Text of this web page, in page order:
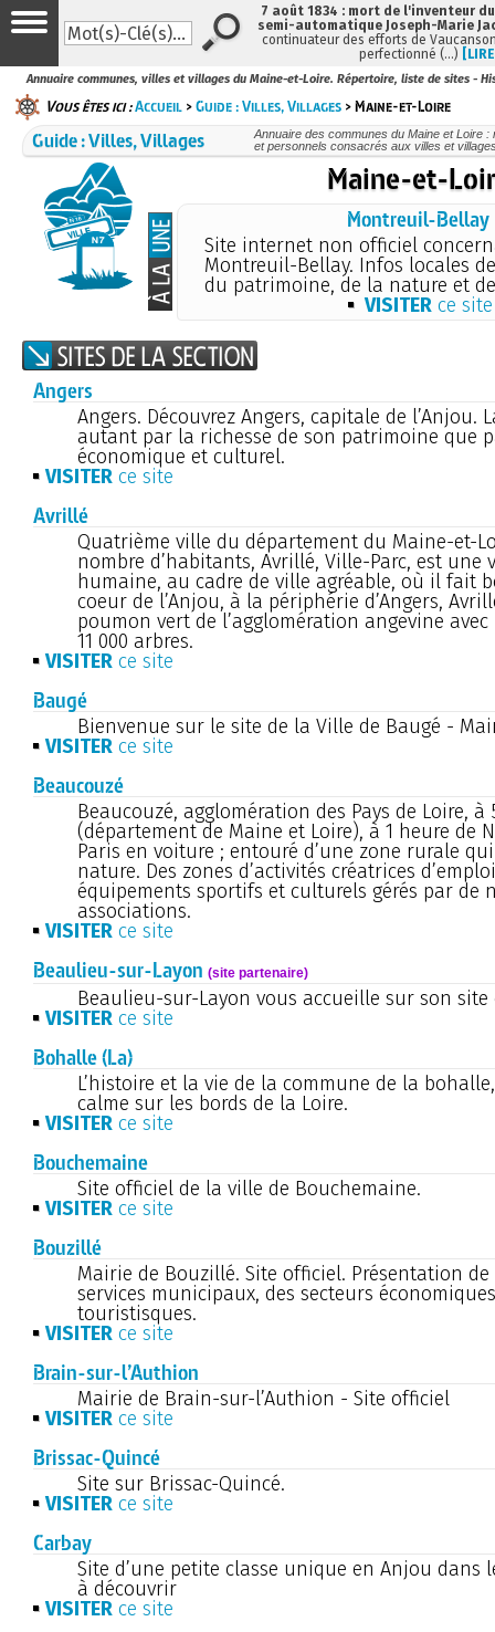
Annuaire communes, villes et villages du Maine-et-Loire. Répertoire, liste de sites -
Vous êtes ici :Accueil >Guide : Villes, Villages > Maine-et-Loire
Guide : Villes, Villages
Annuaire des communes du Maine et Loire
et personnels consacrés aux villes et
Maine-et-
Montreuil-Bellay
Site internet non officiel
Montreuil-Bellay. Infos locales
du patrimoine, de la nature et
VISITERce site
Angers
Angers. Découvrez Angers, capitale de l’Anjou.
autant par la richesse de son patrimoine que
économique et culturel.
VISITER ce site
Avrillé
Quatrième ville du département du Maine-et-
nombre d’habitants, Avrillé, Ville-Parc, est une
humaine, au cadre de ville agréable, où il fait
coeur de l’Anjou, à la périphérie d’Angers,
poumon vert de l’agglomération angevine
11 000 arbres.
VISITER ce site
Baugé
Bienvenue sur le site de la Ville de Baugé -
VISITER ce site
Beaucouzé
Beaucouzé, agglomération des Pays de Loire, à
(département de Maine et Loire), à 1 heure de
Paris en voiture ; entouré d’une zone rurale
nature. Des zones d’activités créatrices
équipements sportifs et culturels gérés par de
associations.
VISITER ce site
Beaulieu-sur-Layon (site partenaire)
Beaulieu-sur-Layon vous accueille sur son
VISITER ce site
Bohalle (La)
L’histoire et la vie de la commune de la
calme sur les bords de la Loire.
VISITER ce site
Bouchemaine
Site officiel de la ville de Bouchemaine.
VISITER ce site
Bouzillé
Mairie de Bouzillé. Site officiel. Présentation
services municipaux, des secteurs
touristisques.
VISITER ce site
Brain-sur-l’Authion
Mairie de Brain-sur-l’Authion - Site officiel
VISITER ce site
Brissac-Quincé
Site sur Brissac-Quincé.
VISITER ce site
Carbay
Site d’une petite classe unique en Anjou dans
à découvrir
VISITER ce site
7 août 1834 : mort de l'inventeur
semi-automatique Joseph-Marie
continuateur des efforts de
perfectionné (…)